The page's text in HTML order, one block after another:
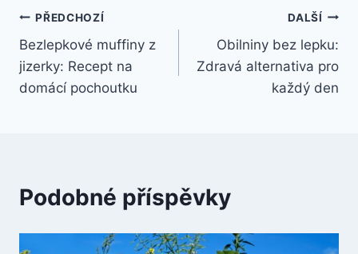
Navigace
pro
příspěvek
PŘEDCHOZÍ
Bezlepkové muffiny z
jizerky: Recept na
domácí pochoutku
DALŠÍ
Obilniny bez lepku:
Zdravá alternativa pro
každý den
Podobné příspěvky